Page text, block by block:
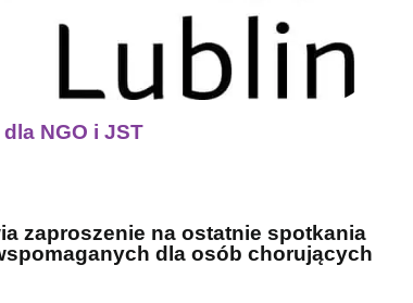
NGO i JST
zaproszenie na ostatnie spotkania
dla osób chorujących